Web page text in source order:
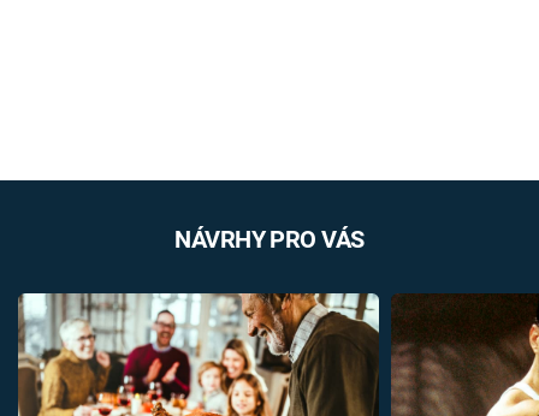
NÁVRHY PRO VÁS